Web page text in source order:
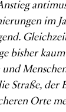
im
bisher
Straße, der
Orte